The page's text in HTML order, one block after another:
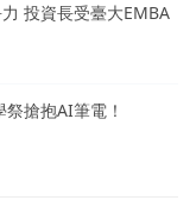
投資長受臺大EMBA
搶抱AI筆電！